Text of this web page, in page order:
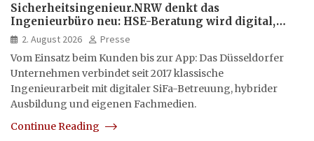
Sicherheitsingenieur.NRW denkt das
Ingenieurbüro neu: HSE-Beratung wird digital,
hybrid und multimedial
2. August 2026
Presse
Vom Einsatz beim Kunden bis zur App: Das Düsseldorfer
Unternehmen verbindet seit 2017 klassische
Ingenieurarbeit mit digitaler SiFa-Betreuung, hybrider
Ausbildung und eigenen Fachmedien.
Continue Reading